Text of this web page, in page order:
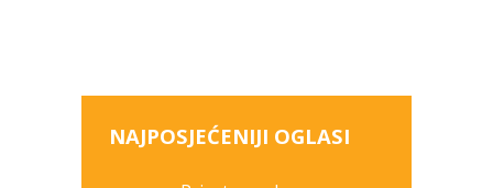
NAJPOSJEĆENIJI OGLASI